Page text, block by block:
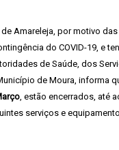
Amareleja, por motivo
do COVID-19, e
de Saúde, dos
de Moura, informa
, estão encerrados, até
serviços e